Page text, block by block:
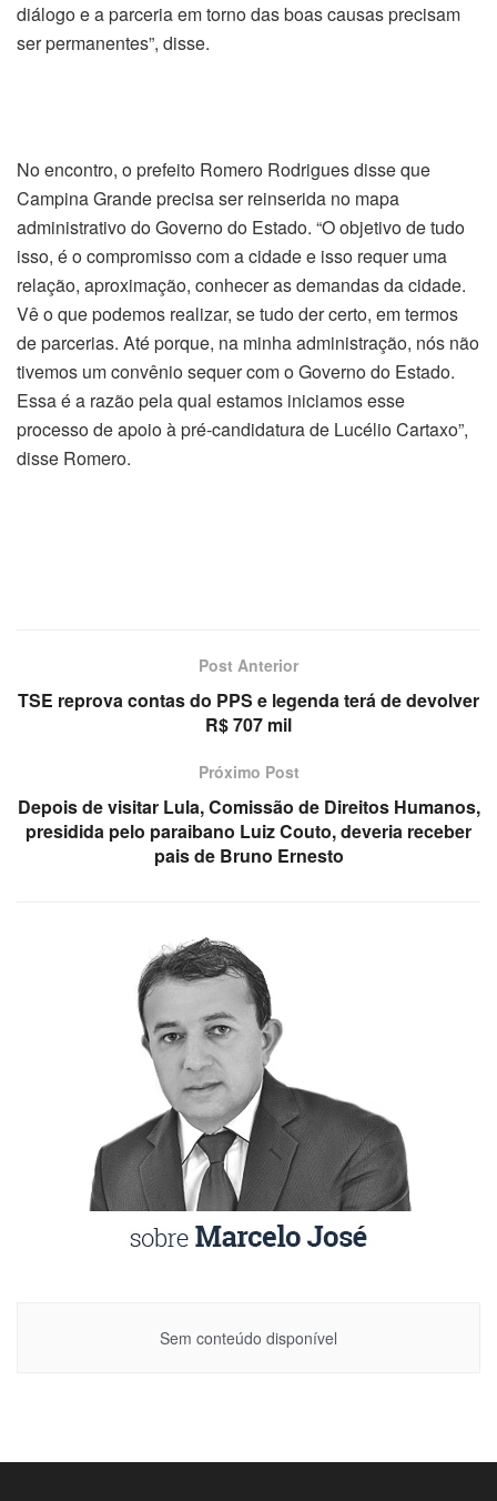
diálogo e a parceria em torno das boas causas precisam
ser permanentes”, disse.
No encontro, o prefeito Romero Rodrigues disse que
Campina Grande precisa ser reinserida no mapa
administrativo do Governo do Estado. “O objetivo de tudo
isso, é o compromisso com a cidade e isso requer uma
relação, aproximação, conhecer as demandas da cidade.
Vê o que podemos realizar, se tudo der certo, em termos
de parcerias. Até porque, na minha administração, nós não
tivemos um convênio sequer com o Governo do Estado.
Essa é a razão pela qual estamos iniciamos esse
processo de apoio à pré-candidatura de Lucélio Cartaxo”,
disse Romero.
Post Anterior
TSE reprova contas do PPS e legenda terá de devolver
R$ 707 mil
Próximo Post
Depois de visitar Lula, Comissão de Direitos Humanos,
presidida pelo paraibano Luiz Couto, deveria receber
pais de Bruno Ernesto
Sem conteúdo disponível